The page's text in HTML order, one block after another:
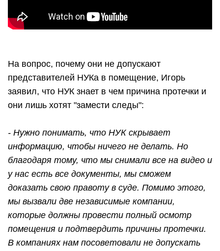
На вопрос, почему они не допускают
представителей НУКа в помещение, Игорь
заявил, что НУК знает в чем причина протечки и
они лишь хотят "замести следы":
- Нужно понимать, что НУК скрывает
информацию, чтобы ничего не делать. Но
благодаря тому, что мы снимали все на видео и
у нас есть все документы, мы сможем
доказать свою правоту в суде. Помимо этого,
мы вызвали две независимые компании,
которые должны провести полный осмотр
помещения и подтвердить причины протечки.
В компаниях нам посоветовали не допускать